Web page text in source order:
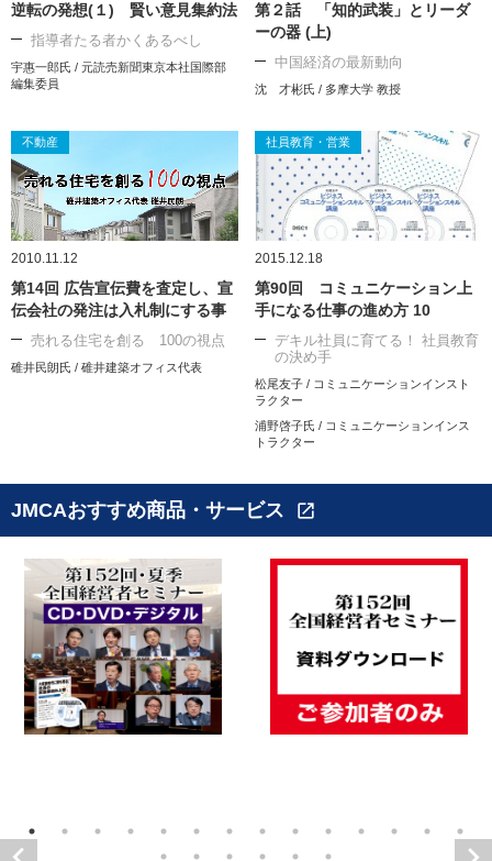
逆転の発想(１) 賢い意見集約法
指導者たる者かくあるべし
宇惠一郎氏 / 元読売新聞東京本社国際部
編集委員
第２話 「知的武装」とリーダ
ーの器 (上)
中国経済の最新動向
沈 才彬氏 / 多摩大学 教授
不動産
2010.11.12
第14回 広告宣伝費を査定し、宣
伝会社の発注は入札制にする事
売れる住宅を創る 100の視点
碓井民朗氏 / 碓井建築オフィス代表
社員教育・営業
2015.12.18
第90回 コミュニケーション上
手になる仕事の進め方 10
デキル社員に育てる！ 社員教育
の決め手
松尾友子 / コミュニケーションインスト
ラクター
浦野啓子氏 / コミュニケーションインス
トラクター
JMCAおすすめ商品・サービス open_in_new